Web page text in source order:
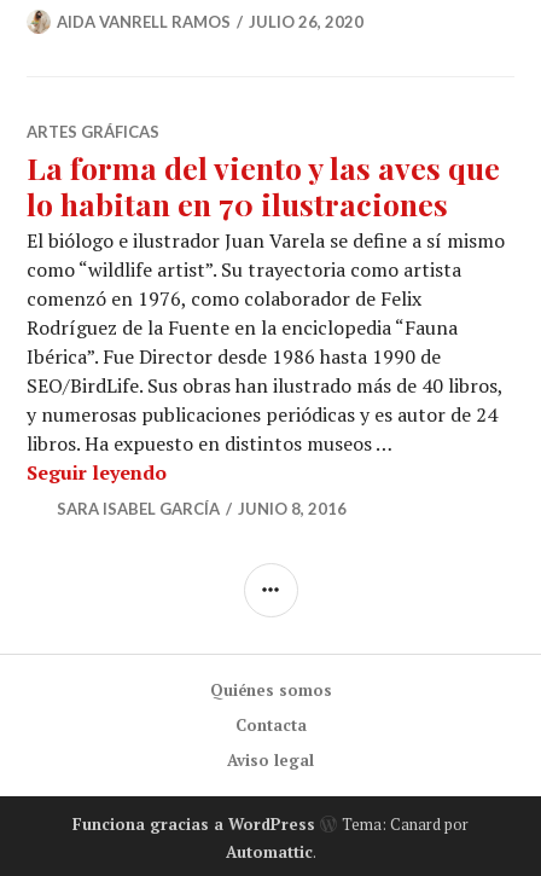
AIDA VANRELL RAMOS JULIO 26, 2020
ARTES GRÁFICAS
La forma del viento y las aves que
lo habitan en 70 ilustraciones
El biólogo e ilustrador Juan Varela se define a sí mismo
como “wildlife artist”. Su trayectoria como artista
comenzó en 1976, como colaborador de Felix
Rodríguez de la Fuente en la enciclopedia “Fauna
Ibérica”. Fue Director desde 1986 hasta 1990 de
SEO/BirdLife. Sus obras han ilustrado más de 40 libros,
y numerosas publicaciones periódicas y es autor de 24
libros. Ha expuesto en distintos museos …
Seguir leyendoLa forma del viento y las aves que lo
SARA ISABEL GARCÍA JUNIO 8, 2016
BARRA
Quiénes somos
Contacta
Aviso legal
Funciona gracias a WordPress
Tema: Canard por
Automattic.